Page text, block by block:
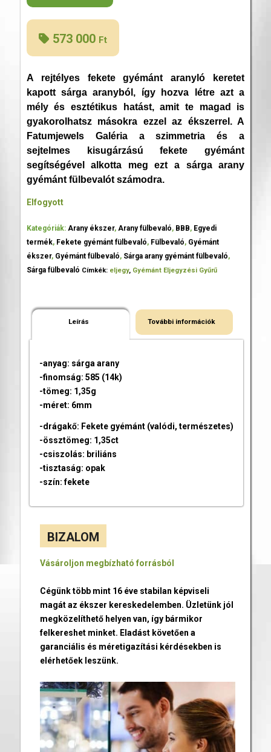
573 000 Ft
A rejtélyes fekete gyémánt aranyló keretet
kapott sárga aranyból, így hozva létre azt a
mély és esztétikus hatást, amit te magad is
gyakorolhatsz másokra ezzel az ékszerrel. A
Fatumjewels Galéria a szimmetria és a
sejtelmes kisugárzású fekete gyémánt
segítségével alkotta meg ezt a sárga arany
gyémánt fülbevalót számodra.
Elfogyott
Kategóriák: Arany ékszer, Arany fülbevaló, BBB, Egyedi
termék, Fekete gyémánt fülbevaló, Fülbevaló, Gyémánt
ékszer, Gyémánt fülbevaló, Sárga arany gyémánt fülbevaló,
Sárga fülbevaló Címkék: eljegy, Gyémánt Eljegyzési Gyűrű
Leírás További információk
-anyag: sárga arany
-finomság: 585 (14k)
-tömeg: 1,35g
-méret: 6mm
-drágakő: Fekete gyémánt (valódi, természetes)
-össztömeg: 1,35ct
-csiszolás: briliáns
-tisztaság: opak
-szín: fekete
BIZALOM
Vásároljon megbízható forrásból
Cégünk több mint 16 éve stabilan képviseli
magát az ékszer kereskedelemben. Üzletünk jól
megközelíthető helyen van, így bármikor
felkereshet minket. Eladást követően a
garanciális és méretigazítási kérdésekben is
elérhetőek leszünk.